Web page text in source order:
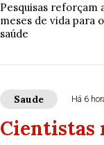
Pesquisas
meses de vida para
saúde
Saude Há 6
Cientistas